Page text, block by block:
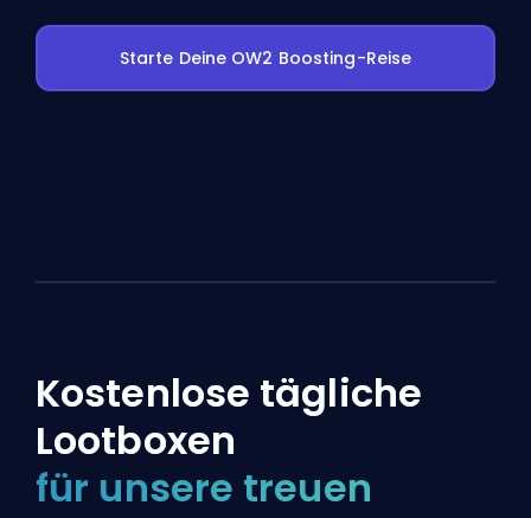
Starte Deine OW2 Boosting-Reise
Kostenlose tägliche
Lootboxen
für unsere treuen